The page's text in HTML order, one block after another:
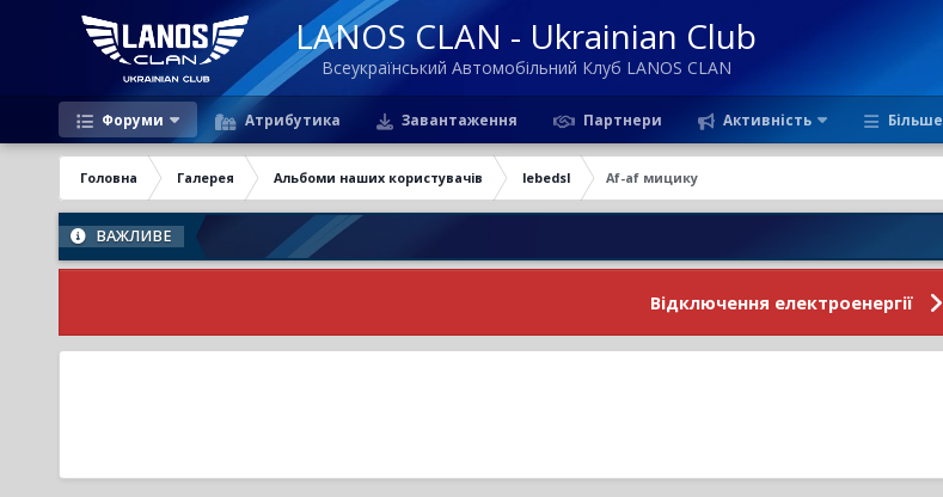
LANOS CLAN - Ukrainian Club
Всеукраїнський Автомобільний Клуб LANOS CLAN
Форуми Атрибутика Завантаження Партнери Активність Більше
Головна Галерея Альбоми наших користувачів lebedsl Af-af мицику
ВАЖЛИВЕ
Відключення електроенергії